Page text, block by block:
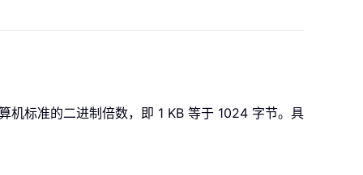
机标准的二进制倍数，即 1 KB 等于 1024 字节。具